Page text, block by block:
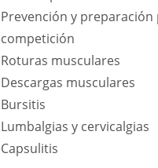
Prevención y preparación
competición
Roturas musculares
Descargas musculares
Bursitis
Lumbalgias y cervicalgias
Capsulitis